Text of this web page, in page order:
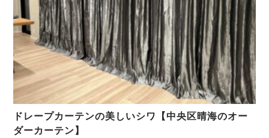
ドレープカーテンの美しいシワ【中央区晴海のオー
ダーカーテン】